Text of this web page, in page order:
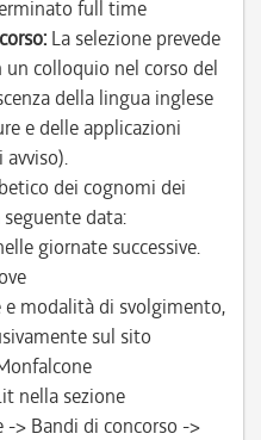
full time
La selezione prevede
un colloquio nel corso del
della lingua inglese
e delle applicazioni
dei cognomi dei
data:
giornate successive.
modalità di svolgimento,
sul sito
nella sezione
-> Bandi di concorso ->